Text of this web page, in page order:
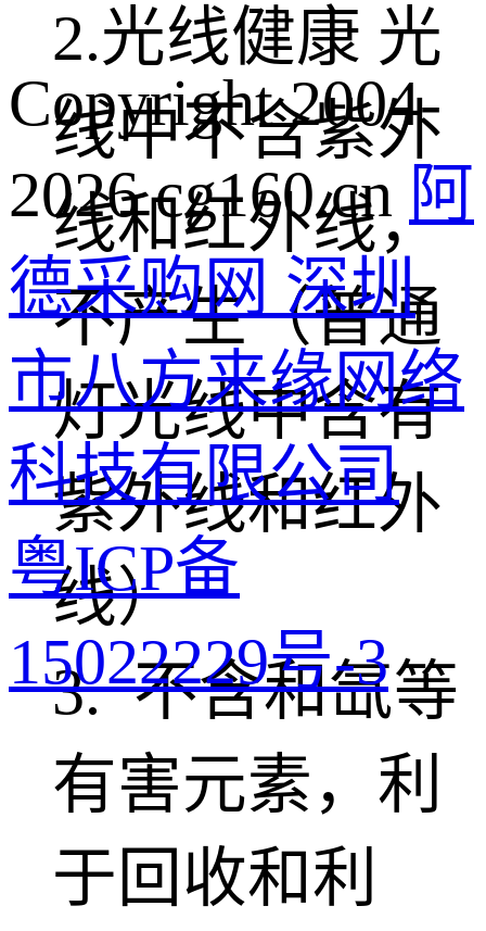
2.光线健康 光
线中不含紫外
线和红外线，
不产生（普通
灯光线中含有
紫外线和红外
线）
3. 不含和氙等
有害元素，利
于回收和利
Copyright 2004-
2026 cg160.cn 阿
德采购网 深圳
市八方来缘网络
科技有限公司
粤ICP备
15022229号-3